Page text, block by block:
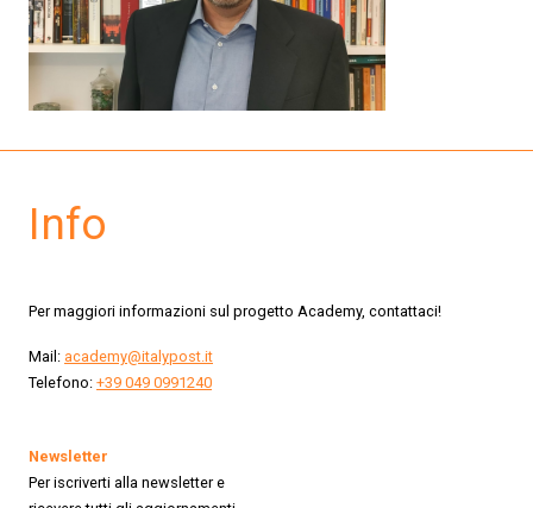
Info
Per maggiori informazioni sul progetto Academy, contattaci!
Mail: academy@italypost.it
Telefono: +39 049 0991240
Newsletter
Per iscriverti alla newsletter e